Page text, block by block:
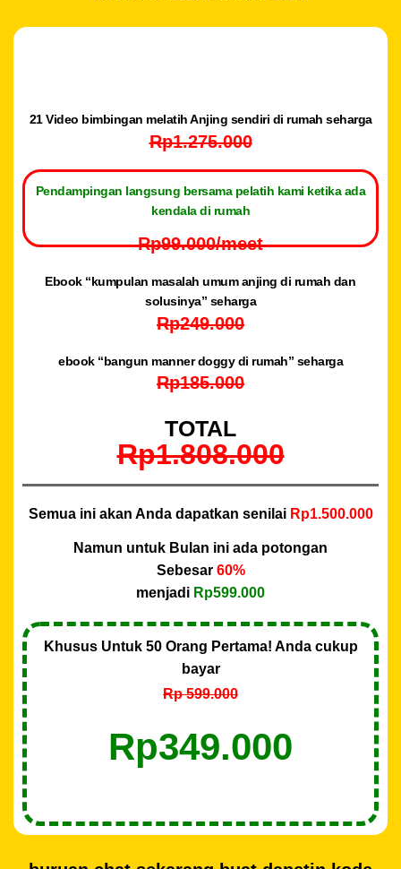
Rp1.275.000
21 Video bimbingan melatih Anjing sendiri di rumah seharga
Rp99.000/meet
Pendampingan langsung bersama pelatih kami ketika ada
kendala di rumah
Rp249.000
⁠Ebook “kumpulan masalah umum anjing di rumah dan
solusinya” seharga
Rp185.000
ebook “bangun manner doggy di rumah” seharga
Rp1.808.000
TOTAL
Semua ini akan Anda dapatkan senilai Rp1.500.000
Namun untuk Bulan ini ada potongan
Sebesar 60%
menjadi Rp599.000
Khusus Untuk 50 Orang Pertama! Anda cukup
bayar
Rp 599.000
Rp349.000